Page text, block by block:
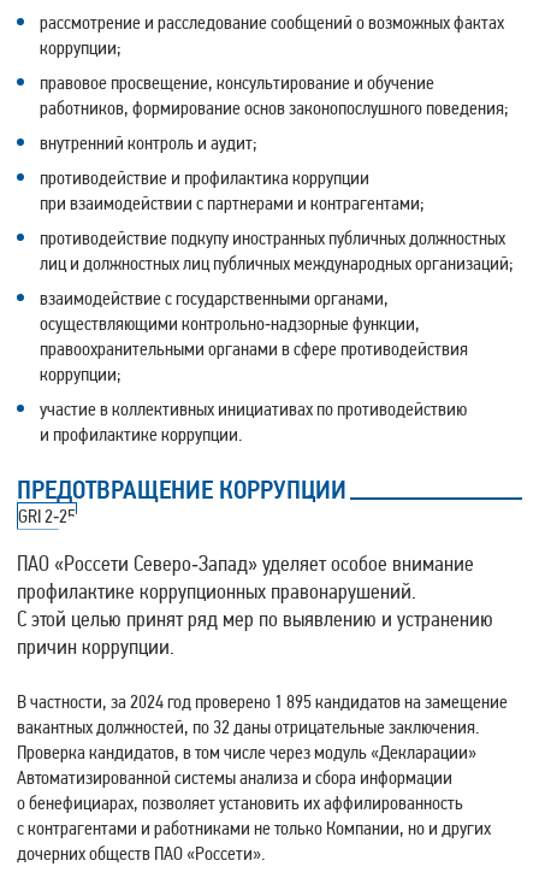
рассмотрение и расследование сообщений о возможных фактах
коррупции;
правовое просвещение, консультирование и обучение
работников, формирование основ законопослушного поведения;
внутренний контроль и аудит;
противодействие и профилактика коррупции
при взаимодействии с партнерами и контрагентами;
противодействие подкупу иностранных публичных должностных
лиц и должностных лиц публичных международных организаций;
взаимодействие с государственными органами,
осуществляющими контрольно‑надзорные функции,
правоохранительными органами в сфере противодействия
коррупции;
участие в коллективных инициативах по противодействию
и профилактике коррупции.
ПРЕДОТВРАЩЕНИЕ КОРРУПЦИИ
GRI 2‑25
ПАО «Россети Северо‑Запад» уделяет особое внимание
профилактике коррупционных правонарушений.
С этой целью принят ряд мер по выявлению и устранению
причин коррупции.
В частности, за 2024 год проверено 1 895 кандидатов на замещение
вакантных должностей, по 32 даны отрицательные заключения.
Проверка кандидатов, в том числе через модуль «Декларации»
Автоматизированной системы анализа и сбора информации
о бенефициарах, позволяет установить их аффилированность
с контрагентами и работниками не только Компании, но и других
дочерних обществ ПАО «Россети».